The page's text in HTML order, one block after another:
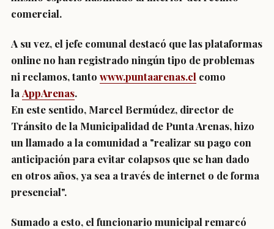
comercial.
A su vez, el jefe comunal destacó que las plataformas
online no han registrado ningún tipo de problemas
ni reclamos, tanto www.puntaarenas.cl como
la AppArenas.
En este sentido, Marcel Bermúdez, director de
Tránsito de la Municipalidad de Punta Arenas, hizo
un llamado a la comunidad a "realizar su pago con
anticipación para evitar colapsos que se han dado
en otros años, ya sea a través de internet o de forma
presencial".
Sumado a esto, el funcionario municipal remarcó